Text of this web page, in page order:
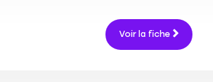
Voir la fiche